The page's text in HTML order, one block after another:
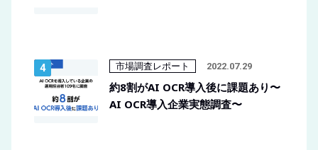
市場調査レポート 2022.07.29
約8割がAI OCR導入後に課題あり〜
AI OCR導入企業実態調査〜